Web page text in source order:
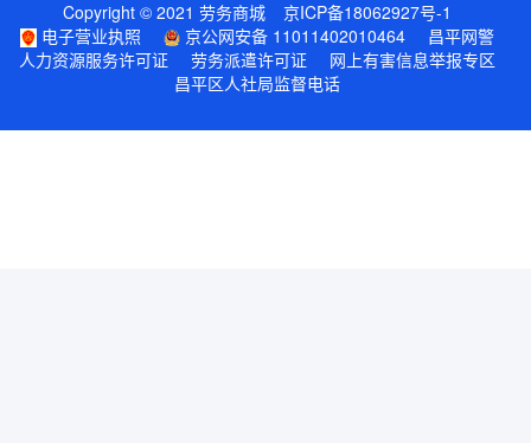
Copyright © 2021 劳务商城
京ICP备18062927号-1
电子营业执照
京公网安备 11011402010464
昌平网警
人力资源服务许可证
劳务派遣许可证
网上有害信息举报专区
昌平区人社局监督电话